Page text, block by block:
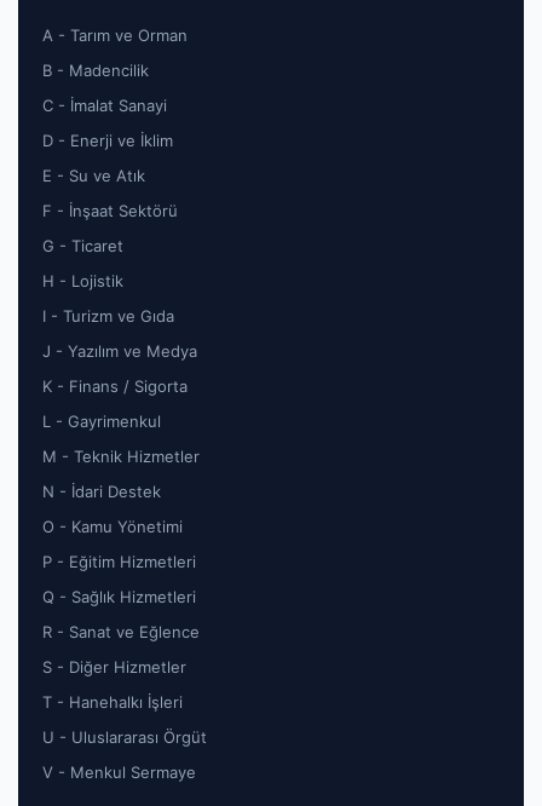
A - Tarım ve Orman
B - Madencilik
C - İmalat Sanayi
D - Enerji ve İklim
E - Su ve Atık
F - İnşaat Sektörü
G - Ticaret
H - Lojistik
I - Turizm ve Gıda
J - Yazılım ve Medya
K - Finans / Sigorta
L - Gayrimenkul
M - Teknik Hizmetler
N - İdari Destek
O - Kamu Yönetimi
P - Eğitim Hizmetleri
Q - Sağlık Hizmetleri
R - Sanat ve Eğlence
S - Diğer Hizmetler
T - Hanehalkı İşleri
U - Uluslararası Örgüt
V - Menkul Sermaye